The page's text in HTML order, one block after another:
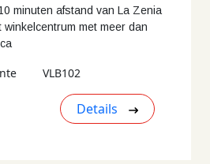
minuten afstand van La Zenia
met meer dan
VLB102
Details